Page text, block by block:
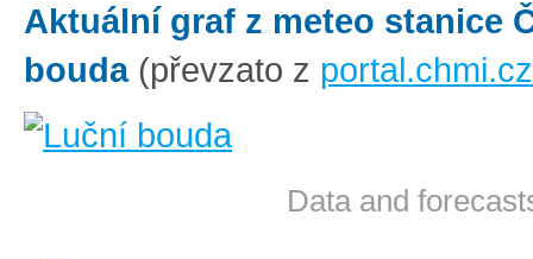
Aktuální graf z meteo stanice
bouda(převzato z portal.chmi.cz
Data and